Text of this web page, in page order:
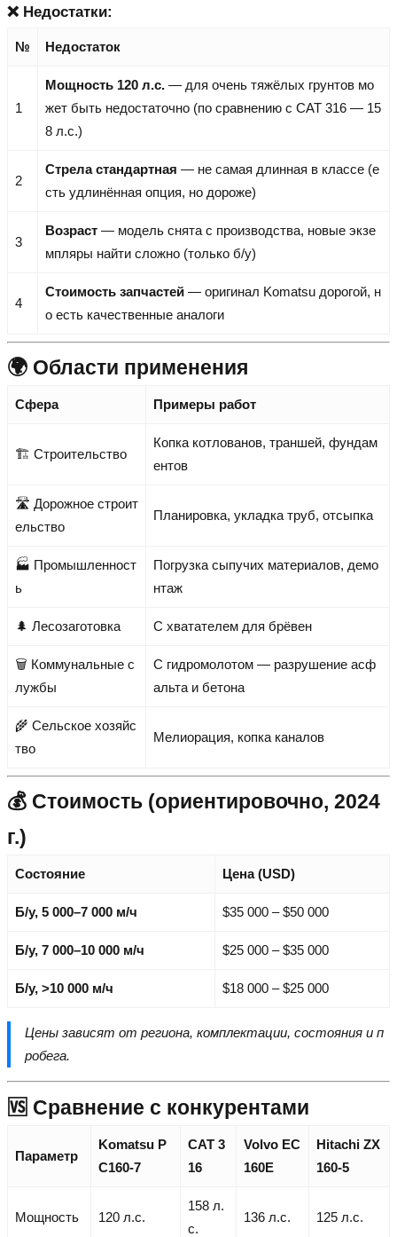
❌ Недостатки:
№ Недостаток
1
Мощность 120 л.с. — для очень тяжёлых грунтов мо
жет быть недостаточно (по сравнению с CAT 316 — 15
8 л.с.)
2
Стрела стандартная — не самая длинная в классе (е
сть удлинённая опция, но дороже)
3
Возраст — модель снята с производства, новые экзе
мпляры найти сложно (только б/у)
4
Стоимость запчастей — оригинал Komatsu дорогой, н
о есть качественные аналоги
🌍 Области применения
Сфера Примеры работ
🏗️ Строительство
Копка котлованов, траншей, фундам
ентов
🛣️ Дорожное строит
ельство
Планировка, укладка труб, отсыпка
🏭 Промышленност
ь
Погрузка сыпучих материалов, демо
нтаж
🌲 Лесозаготовка С хватателем для брёвен
🗑️ Коммунальные с
лужбы
С гидромолотом — разрушение асф
альта и бетона
🌾 Сельское хозяйс
тво
Мелиорация, копка каналов
💰 Стоимость (ориентировочно, 2024
г.)
Состояние Цена (USD)
Б/у, 5 000–7 000 м/ч $35 000 – $50 000
Б/у, 7 000–10 000 м/ч $25 000 – $35 000
Б/у, >10 000 м/ч $18 000 – $25 000
Цены зависят от региона, комплектации, состояния и п
робега.
🆚 Сравнение с конкурентами
Параметр
Komatsu P
C160-7
CAT 3
16
Volvo EC
160E
Hitachi ZX
160-5
Мощность 120 л.с.
158 л.
с.
136 л.с. 125 л.с.